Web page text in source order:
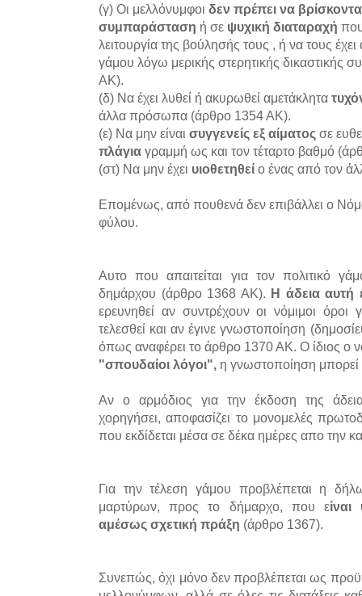
(γ) Οι μελλόνυμφοι δεν πρέπει να
συμπαράσταση ή σε ψυχική διαταραχή
λειτουργία της βούλησής τους , ή να τους
γάμου λόγω μερικής στερητικής δικαστικής
ΑΚ).
(δ) Να έχει λυθεί ή ακυρωθεί αμετάκλητα
άλλα πρόσωπα (άρθρο 1354 ΑΚ).
(ε) Να μην είναι συγγενείς εξ αίματος σε
πλάγια γραμμή ως και τον τέταρτο βαθμό
(στ) Να μην έχει υιοθετηθεί ο ένας από τον
Επομένως, από πουθενά δεν επιβάλλει ο
φύλου.
Αυτο που απαιτείται για τον πολιτικό
δημάρχου (άρθρο 1368 ΑΚ). Η άδεια αυτή
ερευνηθεί αν συντρέχουν οι νόμιμοι
τελεσθεί και αν έγινε γνωστοποίηση
όπως αναφέρει το άρθρο 1370 ΑΚ. Ο ίδιος ο
"σπουδαίοι λόγοι", η γνωστοποίηση μπορεί
Αν ο αρμόδιος για την έκδοση της
χορηγήσει, αποφασίζει το μονομελές
που εκδίδεται μέσα σε δέκα ημέρες απο την
Για την τέλεση γάμου προβλέπεται η
μαρτύρων, προς το δήμαρχο, που ε
αμέσως σχετική πράξη (άρθρο 1367).
Συνεπώς, όχι μόνο δεν προβλέπεται ως